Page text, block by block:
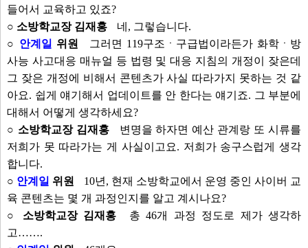
들어서 교육하고 있죠?
○ 소방학교장 김재홍
네, 그렇습니다.
○ 안계일 위원
그러면 119구조ㆍ구급법이라든가 화학ㆍ방
사능 사고대응 매뉴얼 등 법령 및 대응 지침의 개정이 잦은데
그 잦은 개정에 비해서 콘텐츠가 사실 따라가지 못하는 것 같
아요. 쉽게 얘기해서 업데이트를 안 한다는 얘기죠. 그 부분에
대해서 어떻게 생각하세요?
○ 소방학교장 김재홍
변명을 하자면 예산 관계랑 또 시류를
저희가 못 따라가는 게 사실이고요. 저희가 송구스럽게 생각
합니다.
○ 안계일 위원
10년, 현재 소방학교에서 운영 중인 사이버 교
육 콘텐츠는 몇 개 과정인지를 알고 계시나요?
○ 소방학교장 김재홍
총 46개 과정 정도로 제가 생각하
고…….